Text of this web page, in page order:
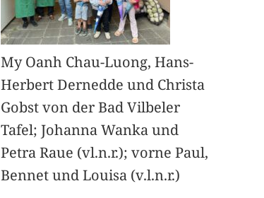
My Oanh Chau-Luong, Hans-
Herbert Dernedde und Christa
Gobst von der Bad Vilbeler
Tafel; Johanna Wanka und
Petra Raue (vl.n.r.); vorne Paul,
Bennet und Louisa (v.l.n.r.)